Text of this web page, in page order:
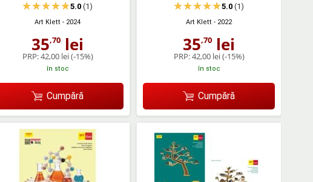
5.0(1)
Art Klett - 2024
35,70 lei
PRP:42,00 lei(-15%)
în stoc
Cumpără
5.0(1)
Art Klett - 2022
35,70 lei
PRP:42,00 lei(-15%)
în stoc
Cumpără